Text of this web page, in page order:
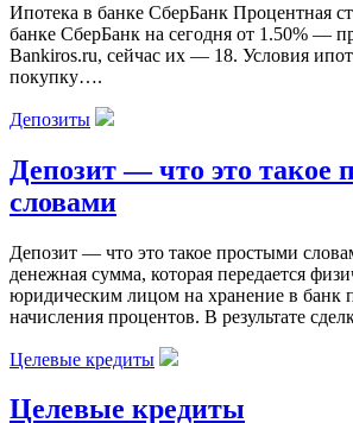
Ипотека в банке СберБанк Процентная
банке СберБанк на сегодня от 1.50% —
Bankiros.ru, сейчас их — 18. Условия
покупку….
Депозиты
Депозит — что это такое
словами
Депозит — что это такое простыми
денежная сумма, которая передается
юридическим лицом на хранение в банк
начисления процентов. В результате
Целевые кредиты
Целевые кредиты